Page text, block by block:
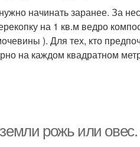
начинать заранее. За
на 1 кв.м ведро
). Для тех, кто
на каждом квадратном
рожь или